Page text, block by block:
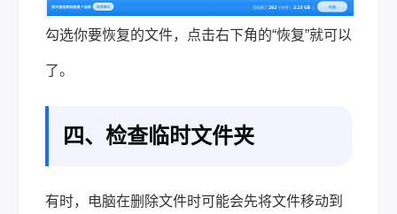
勾选你要恢复的文件，点击右下角的“恢复”就可以
了。
四、检查临时文件夹
有时，电脑在删除文件时可能会先将文件移动到